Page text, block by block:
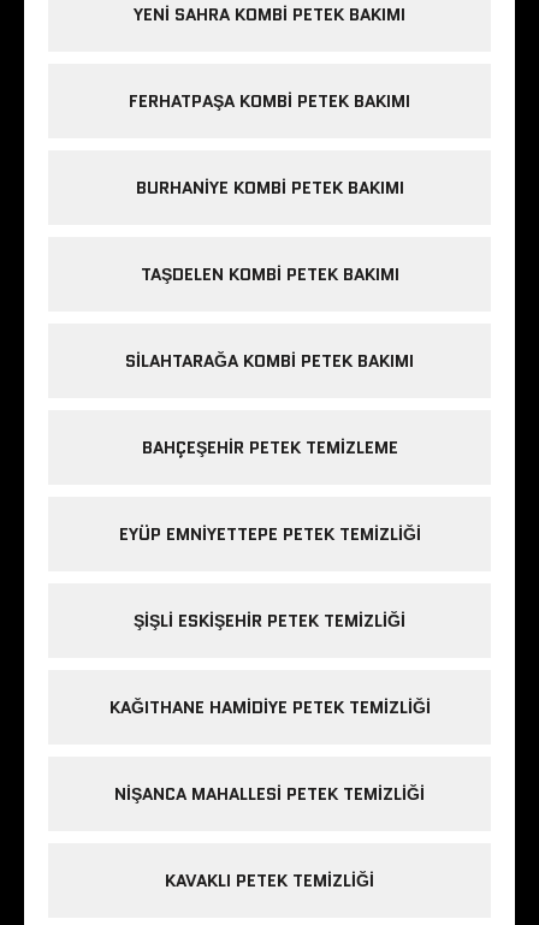
YENI SAHRA KOMBI PETEK BAKIMI
FERHATPAŞA KOMBI PETEK BAKIMI
BURHANIYE KOMBI PETEK BAKIMI
TAŞDELEN KOMBI PETEK BAKIMI
SILAHTARAĞA KOMBI PETEK BAKIMI
BAHÇEŞEHIR PETEK TEMIZLEME
EYÜP EMNIYETTEPE PETEK TEMIZLIĞI
ŞIŞLI ESKIŞEHIR PETEK TEMIZLIĞI
KAĞITHANE HAMIDIYE PETEK TEMIZLIĞI
NIŞANCA MAHALLESI PETEK TEMIZLIĞI
KAVAKLI PETEK TEMIZLIĞI